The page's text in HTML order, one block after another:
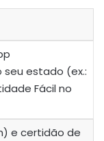
estado (ex.:
Fácil no
e certidão de